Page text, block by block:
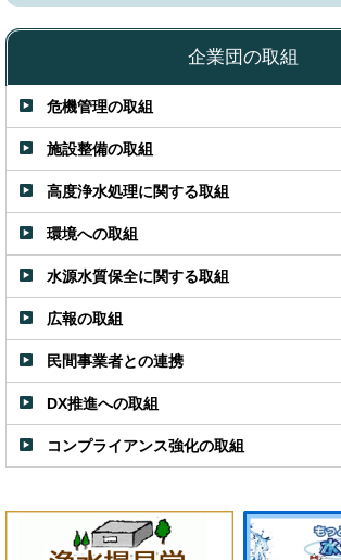
企業団の取組
危機管理の取組
施設整備の取組
高度浄水処理に関する取組
環境への取組
水源水質保全に関する取組
広報の取組
民間事業者との連携
DX推進への取組
コンプライアンス強化の取組